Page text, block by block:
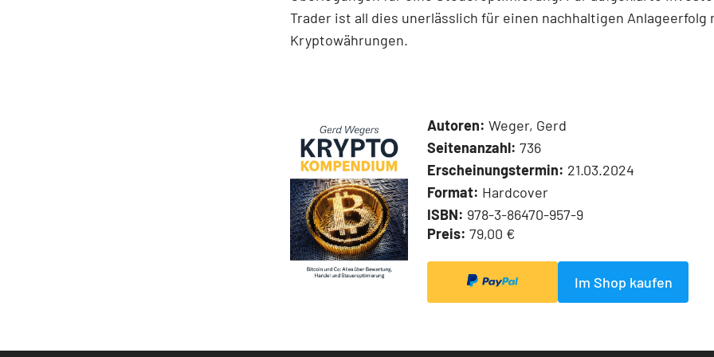
Trader ist all dies unerlässlich für einen nachhaltigen Anlageerfolg
Kryptowährungen.
Autoren: Weger, Gerd
Seitenanzahl: 736
Erscheinungstermin: 21.03.2024
Format: Hardcover
ISBN: 978-3-86470-957-9
Preis: 79,00 €
Im Shop kaufen